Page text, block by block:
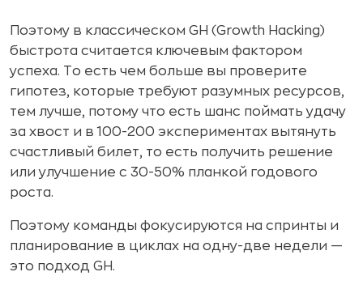
Поэтому в классическом GH (Growth Hacking)
быстрота считается ключевым фактором
успеха. То есть чем больше вы проверите
гипотез, которые требуют разумных ресурсов,
тем лучше, потому что есть шанс поймать удачу
за хвост и в 100-200 экспериментах вытянуть
счастливый билет, то есть получить решение
или улучшение с 30-50% планкой годового
роста.
Поэтому команды фокусируются на спринты и
планирование в циклах на одну-две недели —
это подход GH.